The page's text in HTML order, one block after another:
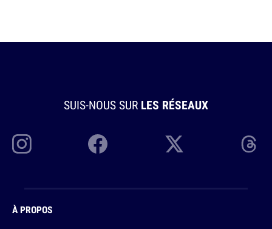
SUIS-NOUS SUR LES RÉSEAUX
À PROPOS